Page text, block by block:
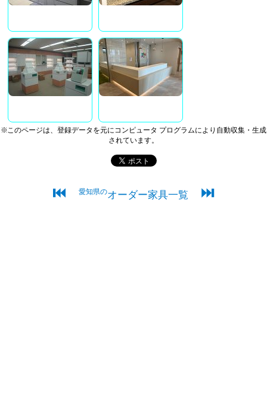
※このページは、登録データを元にコンピュータ プログラムにより自動収集・生成
されています。
⏮ 愛知県のオーダー家具一覧 ⏭